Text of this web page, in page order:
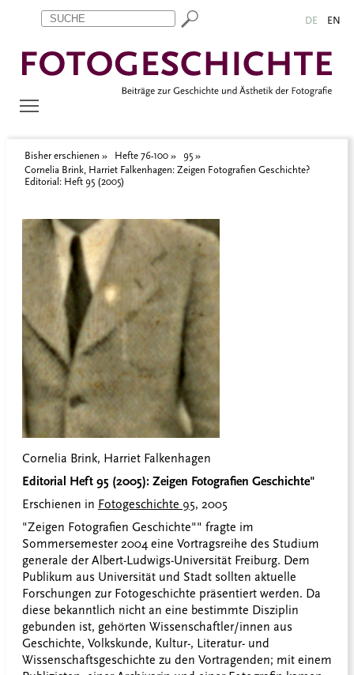
Zum Inhalt springen
Aktuelle Seite: Cornelia Brink, Harriet Falkenhagen: Zeigen
DE EN
Bisher erschienen Hefte 76-100
95
Cornelia Brink, Harriet Falkenhagen: Zeigen Fotografien Geschichte?
Editorial: Heft 95 (2005)
Cornelia Brink, Harriet Falkenhagen
Editorial Heft 95 (2005): Zeigen Fotografien Geschichte"
Erschienen in Fotogeschichte 95, 2005
"Zeigen Fotografien Geschichte"" fragte im
Sommersemester 2004 eine Vortragsreihe des Studium
generale der Albert-Ludwigs-Universität Freiburg. Dem
Publikum aus Universität und Stadt sollten aktuelle
Forschungen zur Fotogeschichte präsentiert werden. Da
diese bekanntlich nicht an eine bestimmte Disziplin
gebunden ist, gehörten Wissenschaftler/innen aus
Geschichte, Volkskunde, Kultur-, Literatur- und
Wissenschaftsgeschichte zu den Vortragenden; mit einem